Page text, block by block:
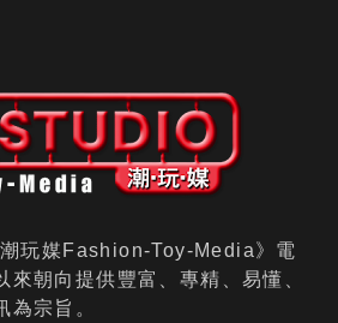
玩媒Fashion-Toy-Media》電
來朝向提供豐富、專精、易懂、
為宗旨。